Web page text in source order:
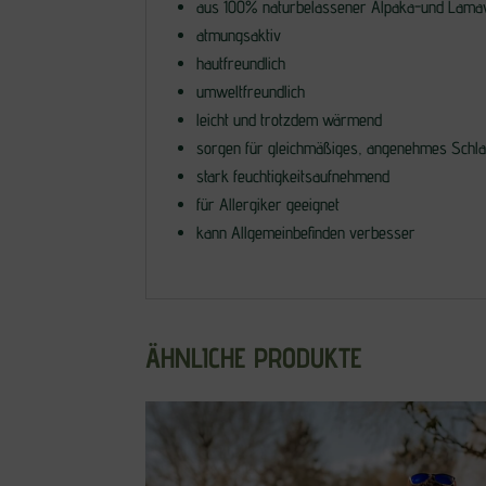
aus 100% naturbelassener Alpaka-und
atmungsaktiv
hautfreundlich
umweltfreundlich
leicht und trotzdem wärmend
sorgen für gleichmäßiges, angenehmes
stark feuchtigkeitsaufnehmend
für Allergiker geeignet
kann Allgemeinbefinden verbesser
ÄHNLICHE PRODUKTE